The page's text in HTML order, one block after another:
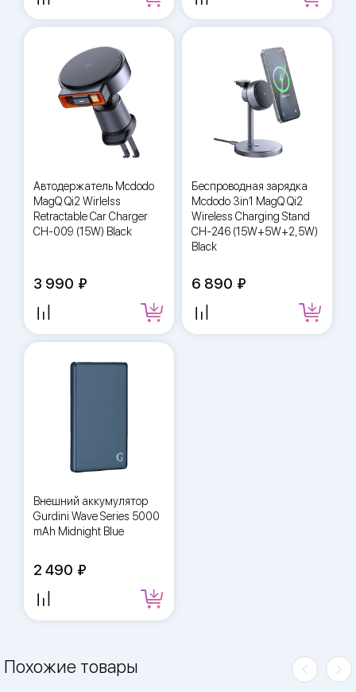
Автодержатель Mcdodo
MagQ Qi2 Wirlelss
Retractable Car Charger
CH-009 (15W) Black
3 990
Беспроводная зарядка
Mcdodo 3in1 MagQ Qi2
Wireless Charging Stand
CH-246 (15W+5W+2,5W)
Black
6 890
Внешний аккумулятор
Gurdini Wave Series 5000
mAh Midnight Blue
2 490
Похожие товары